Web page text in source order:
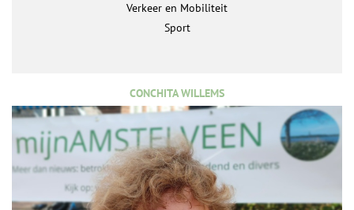
Verkeer en Mobiliteit
Sport
CONCHITA WILLEMS